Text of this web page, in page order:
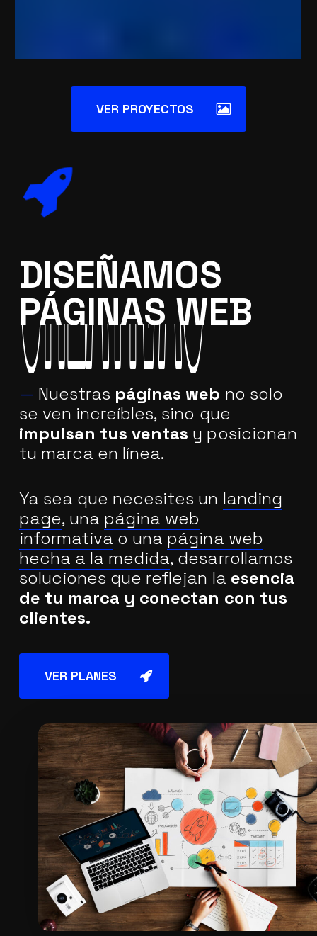
VER PROYECTOS
DISEÑAMOS
PÁGINAS WEB
CREATIVAS
CREATIVAS
— Nuestras páginas web no solo
se ven increíbles, sino que
impulsan tus ventas y posicionan
tu marca en línea.
Ya sea que necesites un landing
page, una página web
informativa o una página web
hecha a la medida, desarrollamos
soluciones que reflejan la esencia
de tu marca y conectan con tus
clientes.
VER PLANES